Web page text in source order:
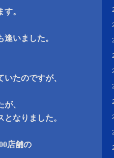
。
いました。
たのですが、
、
なりました。
店舗の